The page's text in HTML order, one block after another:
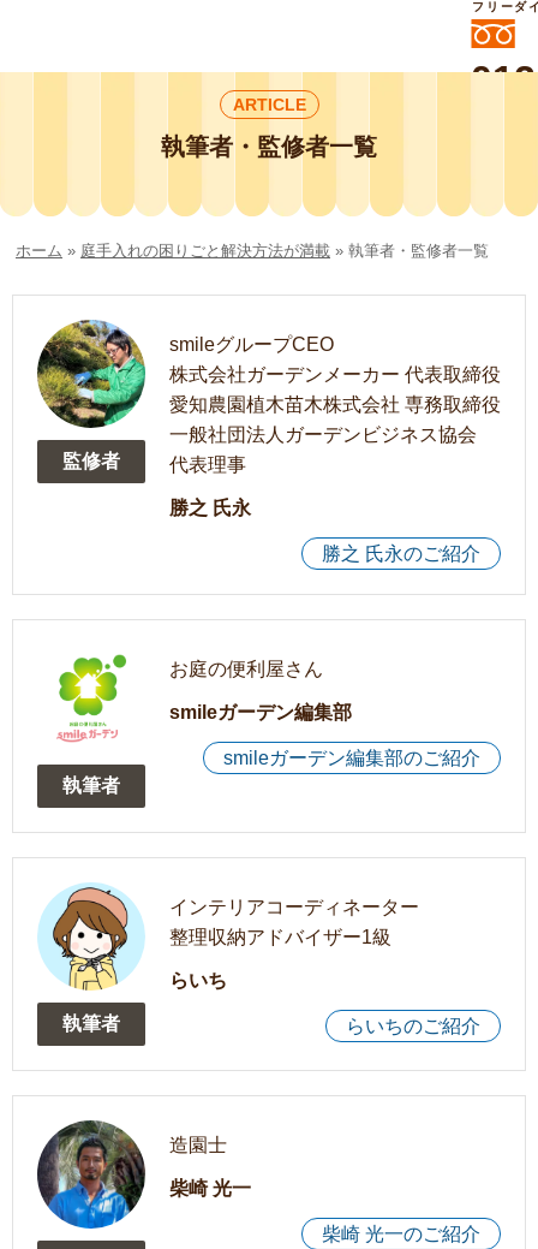
外構工事や庭リフォームは庭づくり業界
No.1チェーン店の
任せください！
フリーダ
ARTICLE
執筆者・監修者一覧
ホーム » 庭手入れの困りごと解決方法が満載 » 執筆者・監修者一覧
監修者
smileグループCEO
株式会社ガーデンメーカー 代表取締役
愛知農園植木苗木株式会社 専務取締役
一般社団法人ガーデンビジネス協会
代表理事
勝之 氏永
勝之 氏永のご紹介
執筆者
お庭の便利屋さん
smileガーデン編集部
smileガーデン編集部のご紹介
執筆者
インテリアコーディネーター
整理収納アドバイザー1級
らいち
らいちのご紹介
造園士
柴崎 光一
柴崎 光一のご紹介